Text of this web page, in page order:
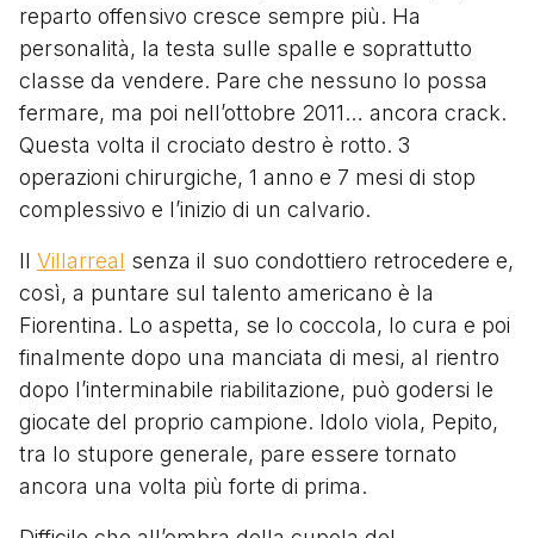
reparto offensivo cresce sempre più. Ha
personalità, la testa sulle spalle e soprattutto
classe da vendere. Pare che nessuno lo possa
fermare, ma poi nell’ottobre 2011… ancora crack.
Questa volta il crociato destro è rotto. 3
operazioni chirurgiche, 1 anno e 7 mesi di stop
complessivo e l’inizio di un calvario.
Il Villarreal senza il suo condottiero retrocedere e,
così, a puntare sul talento americano è la
Fiorentina. Lo aspetta, se lo coccola, lo cura e poi
finalmente dopo una manciata di mesi, al rientro
dopo l’interminabile riabilitazione, può godersi le
giocate del proprio campione. Idolo viola, Pepito,
tra lo stupore generale, pare essere tornato
ancora una volta più forte di prima.